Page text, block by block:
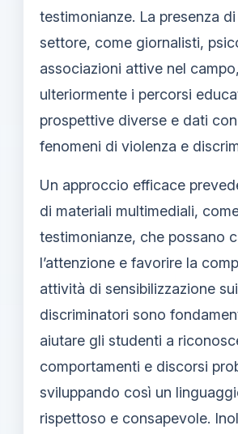
testimonianze. La presenza
settore, come giornalisti,
associazioni attive nel
ulteriormente i percorsi
prospettive diverse e dati
fenomeni di violenza e
Un approccio efficace
di materiali multimediali,
testimonianze, che possano
l’attenzione e favorire la
attività di sensibilizzazione
discriminatori sono
aiutare gli studenti a
comportamenti e discorsi
sviluppando così un
rispettoso e consapevole.